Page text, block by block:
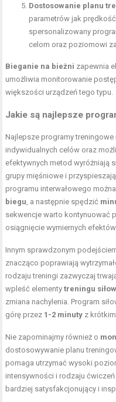
Dostosowanie planu
parametrów jak
spersonalizowany
celom oraz poziomowi
Bieganie na bieżni zapewnia
umożliwia monitorowanie
większości urządzeń tego typu.
Jakie są najlepsze
Najlepsze programy
indywidualnych celów oraz
efektywnych metod wyróżniają
grupy mięśniowe i
programu interwałowego
biegu , a następnie spędzić
sekwencje warto kontynuować
osiągnięcie wymiernych efektów.
Innym sprawdzonym
znacząco poprawiają
rodzaju treningi zazwyczaj
wpleść elementytreningu
zmiana nachylenia. Program
górę przez 1-2 minuty z
Nie zapominajmy również o
dostosowywanie planu
pomaga utrzymać wysoki
intensywności i rodzaju
bardziej satysfakcjonujący i